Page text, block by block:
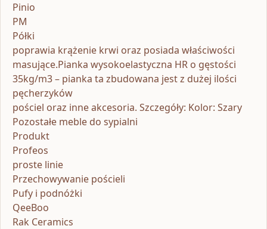
Pinio
PM
Półki
poprawia krążenie krwi oraz posiada właściwości
masujące.Pianka wysokoelastyczna HR o gęstości
35kg/m3 – pianka ta zbudowana jest z dużej ilości
pęcherzyków
pościel oraz inne akcesoria. Szczegóły: Kolor: Szary
Pozostałe meble do sypialni
Produkt
Profeos
proste linie
Przechowywanie pościeli
Pufy i podnóżki
QeeBoo
Rak Ceramics